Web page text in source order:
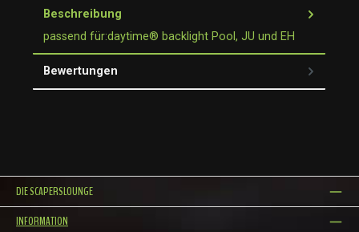
Beschreibung
passend für:daytime® backlight Pool, JU und EH
Bewertungen
DIE SCAPERSLOUNGE
INFORMATION